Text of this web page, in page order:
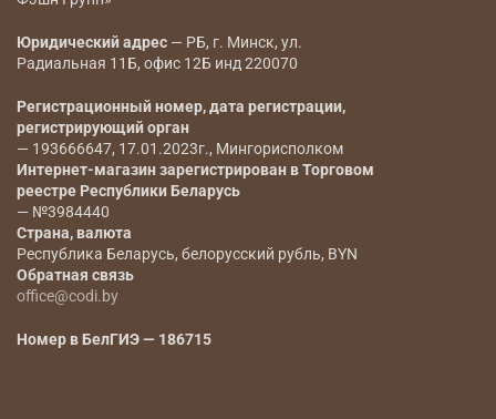
Юридический адрес — РБ, г. Минск, ул.
Радиальная 11Б, офис 12Б инд 220070
Регистрационный номер, дата регистрации,
регистрирующий орган
— 193666647, 17.01.2023г., Мингорисполком
Интернет-магазин зарегистрирован в Торговом
реестре Республики Беларусь
— №3984440
Страна, валюта
Республика Беларусь, белорусский рубль, BYN
Обратная связь
office@codi.by
Номер в БелГИЭ — 186715